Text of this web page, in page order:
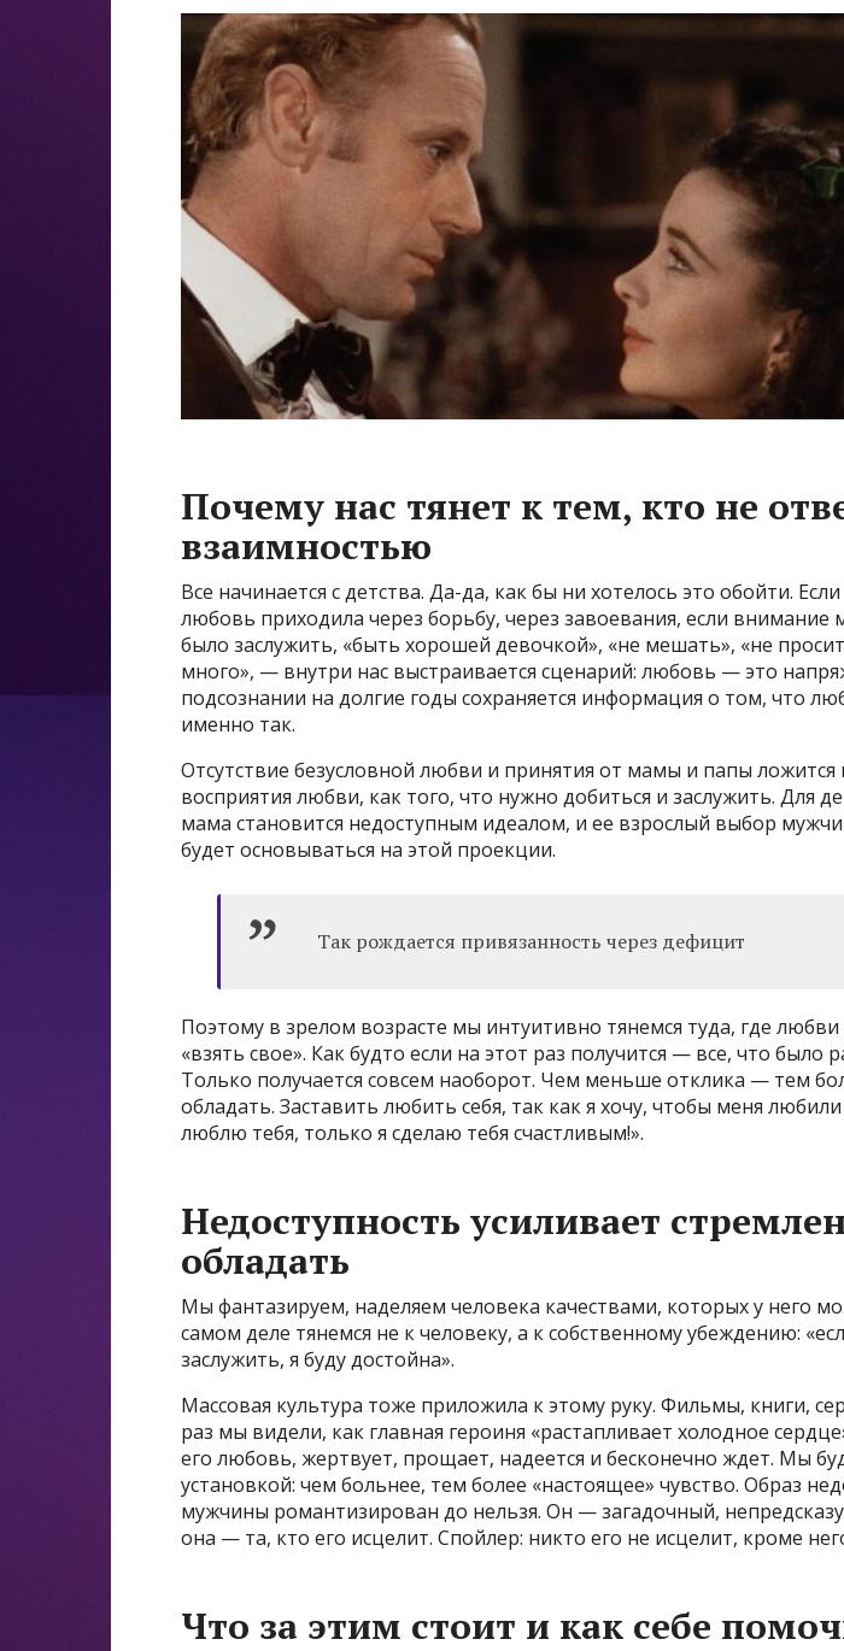
Почему нас тянет к тем, кто не
взаимностью
Все начинается с детства. Да-да, как бы ни хотелось это обойти.
любовь приходила через борьбу, через завоевания, если
было заслужить, «быть хорошей девочкой», «не мешать», «не
много», — внутри нас выстраивается сценарий: любовь — это
подсознании на долгие годы сохраняется информация о том, что
именно так.
Отсутствие безусловной любви и принятия от мамы и папы ложится
восприятия любви, как того, что нужно добиться и заслужить. Для
мама становится недоступным идеалом, и ее взрослый выбор
будет основываться на этой проекции.
Так рождается привязанность через дефицит
Поэтому в зрелом возрасте мы интуитивно тянемся туда, где
«взять свое». Как будто если на этот раз получится — все, что было
Только получается совсем наоборот. Чем меньше отклика — тем
обладать. Заставить любить себя, так как я хочу, чтобы меня
люблю тебя, только я сделаю тебя счастливым!».
Недоступность усиливает
обладать
Мы фантазируем, наделяем человека качествами, которых у него
самом деле тянемся не к человеку, а к собственному убеждению:
заслужить, я буду достойна».
Массовая культура тоже приложила к этому руку. Фильмы, книги,
раз мы видели, как главная героиня «растапливает холодное
его любовь, жертвует, прощает, надеется и бесконечно ждет. Мы
установкой: чем больнее, тем более «настоящее» чувство. Образ
мужчины романтизирован до нельзя. Он — загадочный,
она — та, кто его исцелит. Спойлер: никто его не исцелит, кроме
Что за этим стоит и как себе